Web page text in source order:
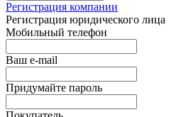
Регистрация компании
Регистрация юридического лица
Мобильный телефон
Ваш e-mail
Придумайте пароль